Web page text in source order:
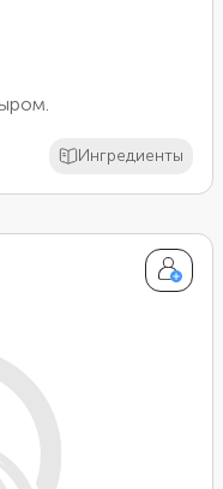
Ингредиенты